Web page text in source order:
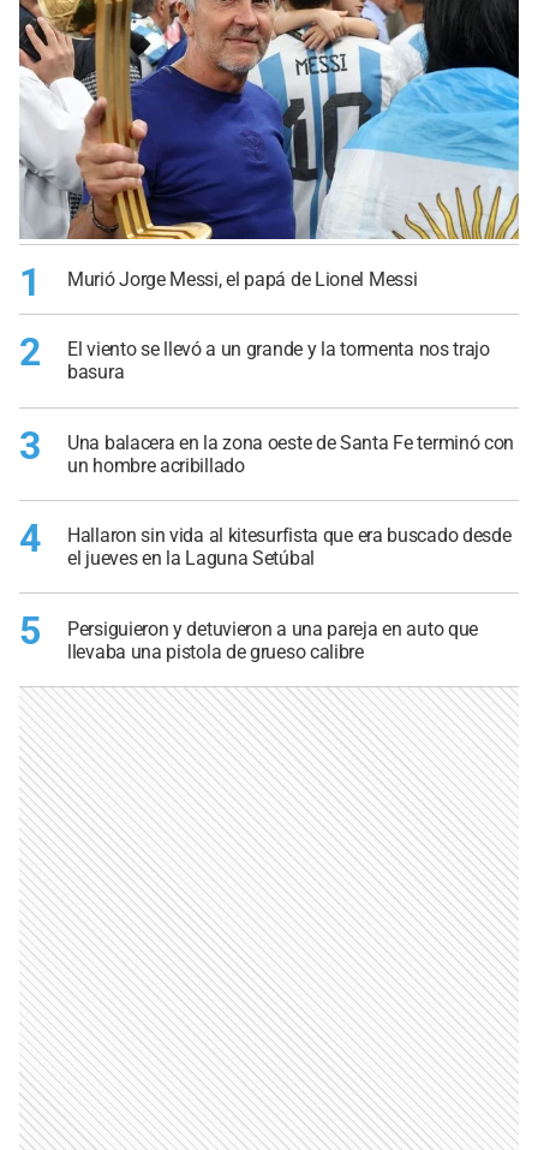
1 Murió Jorge Messi, el papá de Lionel Messi
2
El viento se llevó a un grande y la tormenta nos trajo
basura
3
Una balacera en la zona oeste de Santa Fe terminó con
un hombre acribillado
4
Hallaron sin vida al kitesurfista que era buscado desde
el jueves en la Laguna Setúbal
5
Persiguieron y detuvieron a una pareja en auto que
llevaba una pistola de grueso calibre